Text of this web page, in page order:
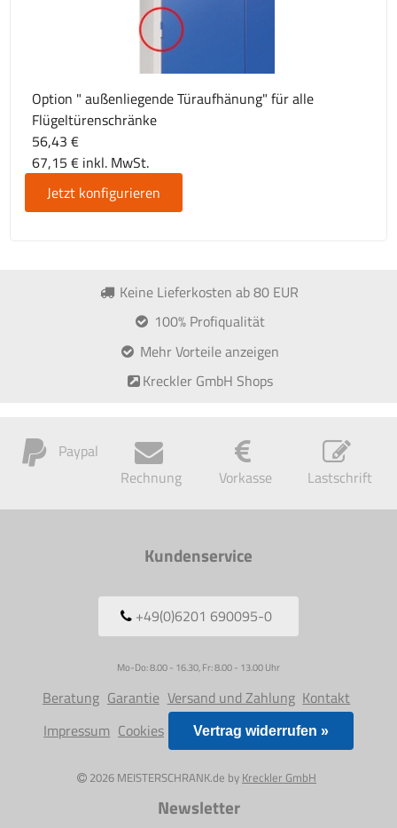
Option " außenliegende Türaufhänung" für alle
Flügeltürenschränke
56,43 €
67,15 € inkl. MwSt.
Jetzt konfigurieren
Keine Lieferkosten ab 80 EUR
100% Profiqualität
Mehr Vorteile anzeigen
Kreckler GmbH Shops
Paypal
Rechnung
Vorkasse Lastschrift
Kundenservice
+49(0)6201 690095-0
Mo-Do: 8.00 - 16.30, Fr: 8.00 - 13.00 Uhr
Beratung Garantie Versand und Zahlung Kontakt
Impressum Cookies Vertrag widerrufen »
2026 MEISTERSCHRANK.de by Kreckler GmbH
Newsletter